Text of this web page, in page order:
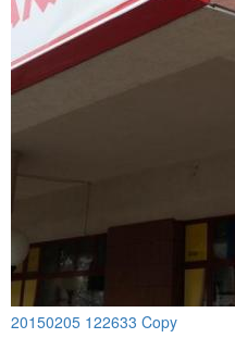
20150205 122633 Copy